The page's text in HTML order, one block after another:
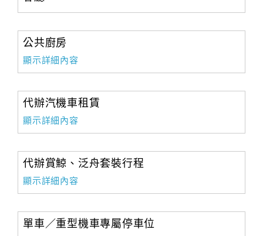
公共廚房
顯示詳細內容
代辦汽機車租賃
顯示詳細內容
代辦賞鯨、泛舟套裝行程
顯示詳細內容
單車／重型機車專屬停車位